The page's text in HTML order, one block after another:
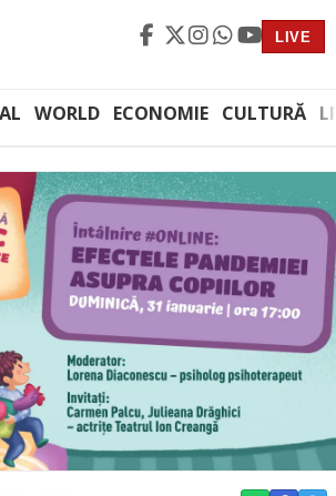
LIVE
WORLD ECONOMIE CULTURĂ